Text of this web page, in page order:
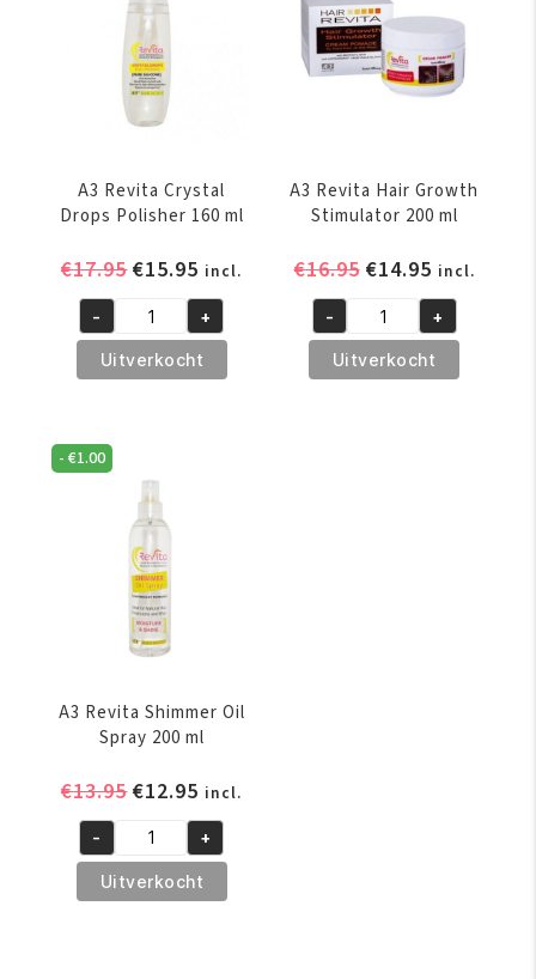
A3 Revita Crystal
Drops Polisher 160 ml
€17.95Oorspronkelijke
was:
€17.95.
€15.95 Huidige
prijs
is:
€15.95.
incl.
A3
Revita
Crystal
Polisher
160
aantal
- +
Uitverkocht
A3 Revita Hair Growth
Stimulator 200 ml
€16.95 Oorspronkelijke
was:
€16.95.
€14.95Huidige
prijs
is:
€14.95.
incl.
A3
Revita
Hair
- +
Uitverkocht
-€1.00
A3 Revita Shimmer Oil
Spray 200 ml
€13.95Oorspronkelijke
was:
€13.95.
€12.95 Huidige
prijs
is:
€12.95.
incl.
A3
Revita
Shimmer
- +
Uitverkocht